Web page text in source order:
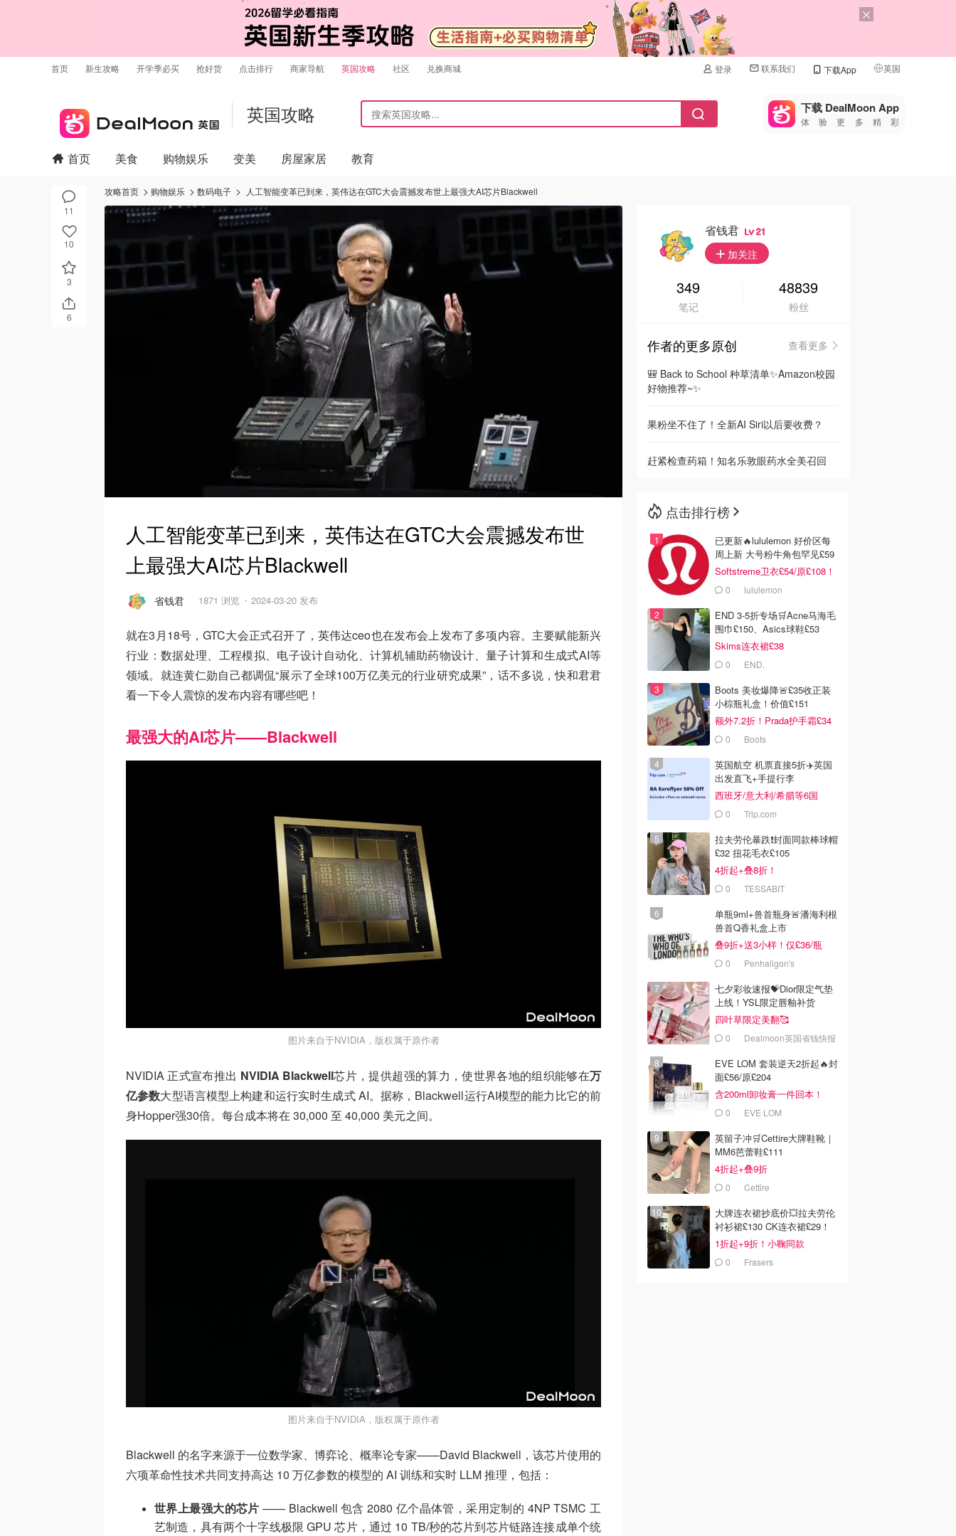
首页 新生攻略 开学季必买 抢好货 点击排行 商家导航 英国攻略 社区 兑换商城 登录 联系我们 下载App 英国
🇺🇸
🇨🇳 中国
🇮🇹
🇦🇺
🇳🇿新西兰
英国攻略 下载 DealMoon App
体验更多精彩
11
10
3
6
首页 美食 购物娱乐 变美 房屋家居 教育
攻略首页 购物娱乐 数码电子 人工智能变革已到来，英伟达在GTC大会震撼发布世上最强大AI芯片Blackwell
人工智能变革已到来，英伟达在GTC大会震撼发布世
上最强大AI芯片Blackwell
省钱君 1871 浏览 2024-03-20 发布
就在3月18号，GTC大会正式召开了，英伟达ceo也在发布会上发布了多项内容。主要赋能新兴
行业：数据处理、工程模拟、电子设计自动化、计算机辅助药物设计、量子计算和生成式AI等
领域。就连黄仁勋自己都调侃“展示了全球100万亿美元的行业研究成果”，话不多说，快和君君
看一下令人震惊的发布内容有哪些吧！
最强大的AI芯片——Blackwell
图片来自于NVIDIA，版权属于原作者
NVIDIA 正式宣布推出 NVIDIA Blackwell芯片，提供超强的算力，使世界各地的组织能够在万
亿参数大型语言模型上构建和运行实时生成式 AI。据称，Blackwell运行AI模型的能力比它的前
身Hopper强30倍。每台成本将在 30,000 至 40,000 美元之间。
图片来自于NVIDIA，版权属于原作者
Blackwell 的名字来源于一位数学家、博弈论、概率论专家——David Blackwell，该芯片使用的
六项革命性技术共同支持高达 10 万亿参数的模型的 AI 训练和实时 LLM 推理，包括：
世界上最强大的芯片 —— Blackwell 包含 2080 亿个晶体管，采用定制的 4NP TSMC 工
艺制造，具有两个十字线极限 GPU 芯片，通过 10 TB/秒的芯片到芯片链路连接成单个统
省钱君 21
加关注
349
笔记
48839
粉丝
作者的更多原创
查看更多
🎒 Back to School 种草清单✨Amazon校园
好物推荐~✨
果粉坐不住了！全新AI Siri以后要收费？
赶紧检查药箱！知名乐敦眼药水全美召回
点击排行榜
已更新🔥lululemon 好价区每
周上新 大号粉牛角包罕见£59
Softstreme卫衣£54/原£108！
0 lululemon
END 3-5折专场🛒Acne马海毛
围巾£150、Asics球鞋£53
Skims连衣裙£38
0 END.
Boots 美妆爆降🚨£35收正装
小棕瓶礼盒！价值£151
额外7.2折！Prada护手霜£34
0 Boots
英国航空 机票直接5折✈️英国
出发直飞+手提行李
西班牙/意大利/希腊等6国
0 Trip.com
拉夫劳伦暴跌❗️封面同款棒球帽
£32 扭花毛衣£105
4折起+叠8折！
0 TESSABIT
单瓶9ml+兽首瓶身🚨潘海利根
兽首Q香礼盒上市
叠9折+送3小样！仅£36/瓶
0 Penhaligon's
七夕彩妆速报💝Dior限定气垫
上线！YSL限定唇釉补货
四叶草限定美翻🥰
0 Dealmoon英国省钱快报
EVE LOM 套装逆天2折起🔥封
面£56/原£204
含200ml卸妆膏一件回本！
0 EVE LOM
英留子冲🛒Cettire大牌鞋靴｜
MM6芭蕾鞋£111
4折起+叠9折
0 Cettire
大牌连衣裙抄底价💥拉夫劳伦
衬衫裙£130 CK连衣裙£29！
1折起+9折！小鞠同款
Ganni£88
0 Frasers